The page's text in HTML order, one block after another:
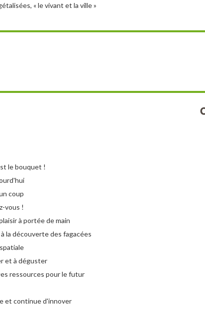
« le vivant et la ville »
le bouquet !
coup
vous !
à portée de main
la découverte des fagacées
et à déguster
ressources pour le futur
et continue d'innover